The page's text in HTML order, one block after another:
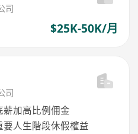
司
$25K-50K/月
司
加高比例佣金
人生階段休假權益